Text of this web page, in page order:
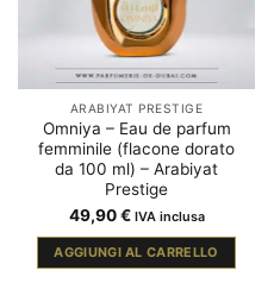
ARABIYAT PRESTIGE
Omniya – Eau de parfum
femminile (flacone dorato
da 100 ml) – Arabiyat
Prestige
49,90€ IVA inclusa
AGGIUNGI AL CARRELLO